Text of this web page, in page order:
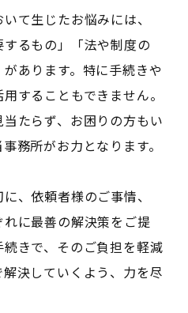
て生じたお悩みには、
るもの」「法や制度の
あります。特に手続きや
することもできません。
たらず、お困りの方もい
務所がお力となります。
、依頼者様のご事情、
に最善の解決策をご提
きで、そのご負担を軽減
決していくよう、力を尽